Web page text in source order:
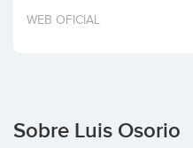
Invertir
WEB OFICIAL
Sobre Luis Osorio